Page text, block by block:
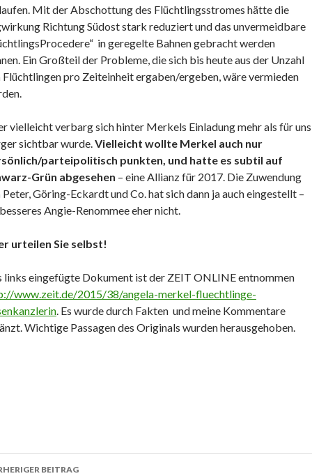
Mit der Abschottung des Flüchtlingsstromes hätte die
Richtung Südost stark reduziert und das unvermeidbare
in geregelte Bahnen gebracht werden
Ein Großteil der Probleme, die sich bis heute aus der Unzahl
Flüchtlingen pro Zeiteinheit ergaben/ergeben, wäre vermieden
vielleicht verbarg sich hinter Merkels Einladung mehr als für uns
sichtbar wurde.Vielleicht wollte Merkel auch nur
parteipolitisch punkten, und hatte es subtil auf
Grün abgesehen – eine Allianz für 2017. Die Zuwendung
Peter, Göring-Eckardt und Co. hat sich dann ja auch eingestellt –
Angie-Renommee eher nicht.
urteilen Sie selbst!
links eingefügte Dokument ist der ZEIT ONLINE entnommen
www.zeit.de/2015/38/angela-merkel-fluechtlinge-
. Es wurde durch Fakten und meine Kommentare
Wichtige Passagen des Originals wurden herausgehoben.
BEITRAG